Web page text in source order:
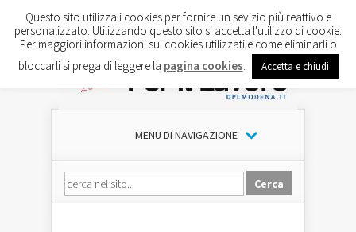
MENU DI NAVIGAZIONE
Questo sito utilizza i cookies per fornire un sevizio più reattivo e
personalizzato. Utilizzando questo sito si accetta l'utilizzo di cookie.
Per maggiori informazioni sui cookies utilizzati e come eliminarli o
bloccarli si prega di leggere la pagina cookies Accetta e chiudi